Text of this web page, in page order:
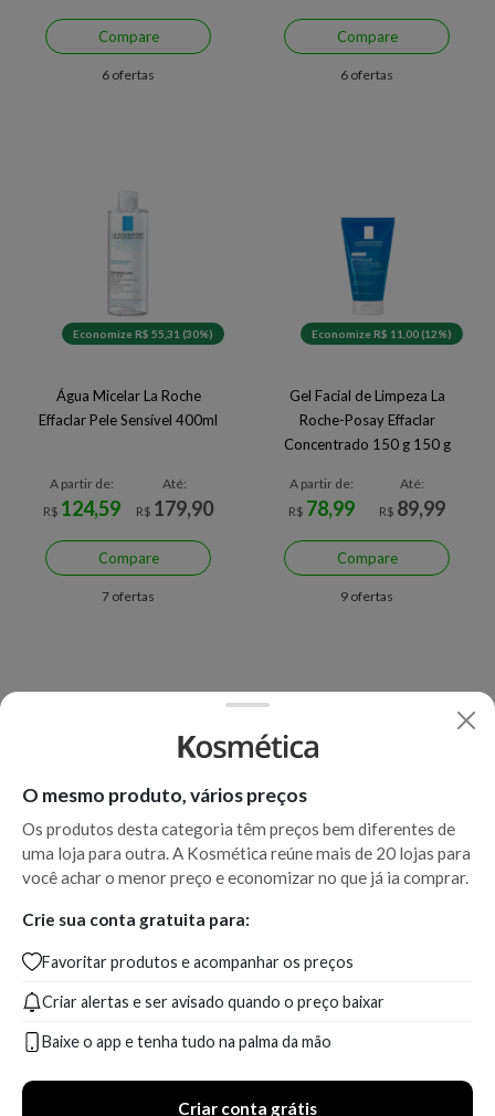
Compare
6 ofertas
Compare
6 ofertas
Economize R$ 55,31 (30%)
Água Micelar La Roche
Effaclar Pele Sensível 400ml
A partir de:
R$ 124,59
Até:
R$ 179,90
Compare
7 ofertas
Economize R$ 11,00 (12%)
Gel Facial de Limpeza La
Roche-Posay Effaclar
Concentrado 150 g 150 g
A partir de:
R$ 78,99
Até:
R$ 89,99
Compare
9 ofertas
Economize R$ 36,91 (31%)
Gel Facial de Limpeza La
Tolerância 150 g 150 g
A partir de:
R$
Até:
R$
115,90
Compare
Economize R$ 10,91 (11%)
Concentrado – Embalagem
A partir de:
R$
85,99
Compare
O mesmo produto, vários preços
Os produtos desta categoria têm preços bem diferentes de
uma loja para outra. A Kosmética reúne mais de 20 lojas para
você achar o menor preço e economizar no que já ia comprar.
Crie sua conta gratuita para:
Favoritar produtos e acompanhar os preços
Criar alertas e ser avisado quando o preço baixar
Baixe o app e tenha tudo na palma da mão
Criar conta grátis